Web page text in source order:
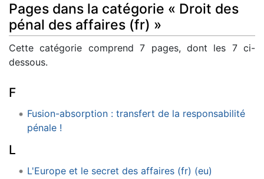
Pages dans la catégorie « Droit des
pénal des affaires (fr) »
Cette catégorie comprend 7 pages, dont les 7 ci-
dessous.
F
Fusion-absorption : transfert de la responsabilité
pénale !
L
L'Europe et le secret des affaires (fr) (eu)